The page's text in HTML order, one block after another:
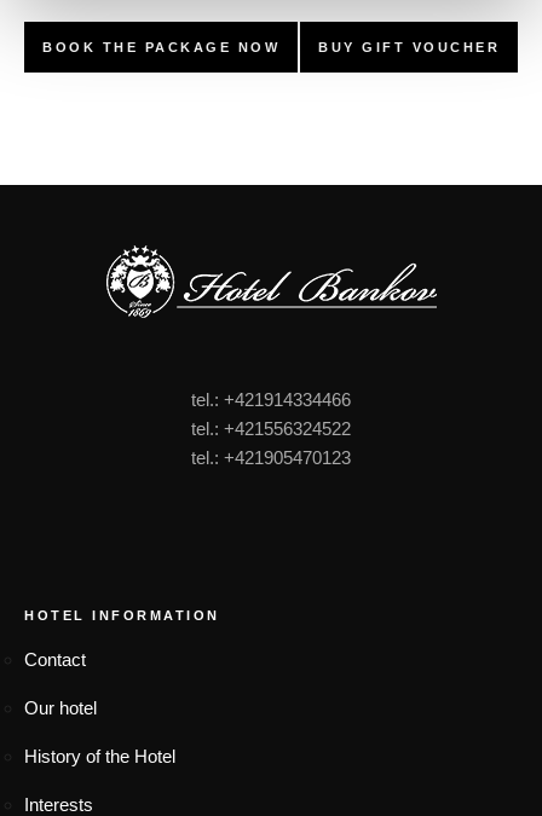
BOOK THE PACKAGE NOW BUY GIFT VOUCHER
tel.: +421914334466
tel.: +421556324522
tel.: +421905470123
HOTEL INFORMATION
Contact
Our hotel
History of the Hotel
Interests